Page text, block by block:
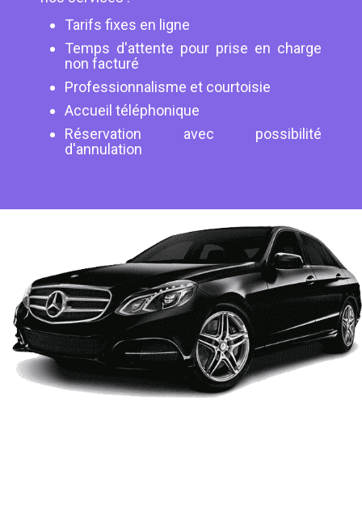
Tarifs fixes en ligne
Temps d'attente pour prise en charge
non facturé
Professionnalisme et courtoisie
Accueil téléphonique
Réservation avec possibilité
d'annulation